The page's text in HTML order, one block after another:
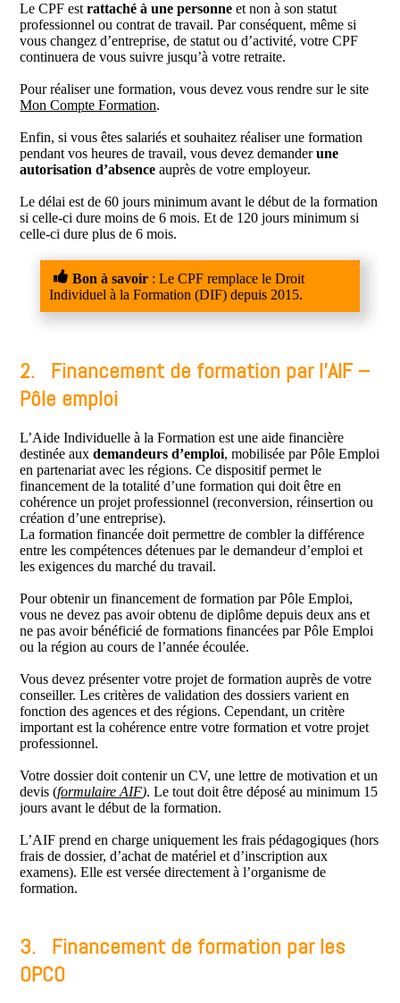
Le CPF estrattaché à une personne et non à son statut
professionnel ou contrat de travail. Par conséquent, même si
vous changez d’entreprise, de statut ou d’activité, votre CPF
continuera de vous suivre jusqu’à votre retraite.
Pour réaliser une formation, vous devez vous rendre sur le site
Mon Compte Formation.
Enfin, si vous êtes salariés et souhaitez réaliser une formation
pendant vos heures de travail, vous devez demanderune
autorisation d’absence auprès de votre employeur.
Le délai est de 60 jours minimum avant le début de la formation
si celle-ci dure moins de 6 mois. Et de 120 jours minimum si
celle-ci dure plus de 6 mois.
Bon à savoir : Le CPF remplace le Droit
Individuel à la Formation (DIF) depuis 2015.
2. Financement de formation par l’AIF –
Pôle emploi
L’Aide Individuelle à la Formation est une aide financière
destinée auxdemandeurs d’emploi, mobilisée par Pôle Emploi
en partenariat avec les régions. Ce dispositif permet le
financement de la totalité d’une formation qui doit être en
cohérence un projet professionnel (reconversion, réinsertion ou
création d’une entreprise).
La formation financée doit permettre de combler la différence
entre les compétences détenues par le demandeur d’emploi et
les exigences du marché du travail.
Pour obtenir un financement de formation par Pôle Emploi,
vous ne devez pas avoir obtenu de diplôme depuis deux ans et
ne pas avoir bénéficié de formations financées par Pôle Emploi
ou la région au cours de l’année écoulée.
Vous devez présenter votre projet de formation auprès de votre
conseiller. Les critères de validation des dossiers varient en
fonction des agences et des régions. Cependant, un critère
important est la cohérence entre votre formation et votre projet
professionnel.
Votre dossier doit contenir un CV, une lettre de motivation et un
devis (formulaire AIF). Le tout doit être déposé au minimum 15
jours avant le début de la formation.
L’AIF prend en charge uniquement les frais pédagogiques (hors
frais de dossier, d’achat de matériel et d’inscription aux
examens). Elle est versée directement à l’organisme de
formation.
3. Financement de formation par les
OPCO